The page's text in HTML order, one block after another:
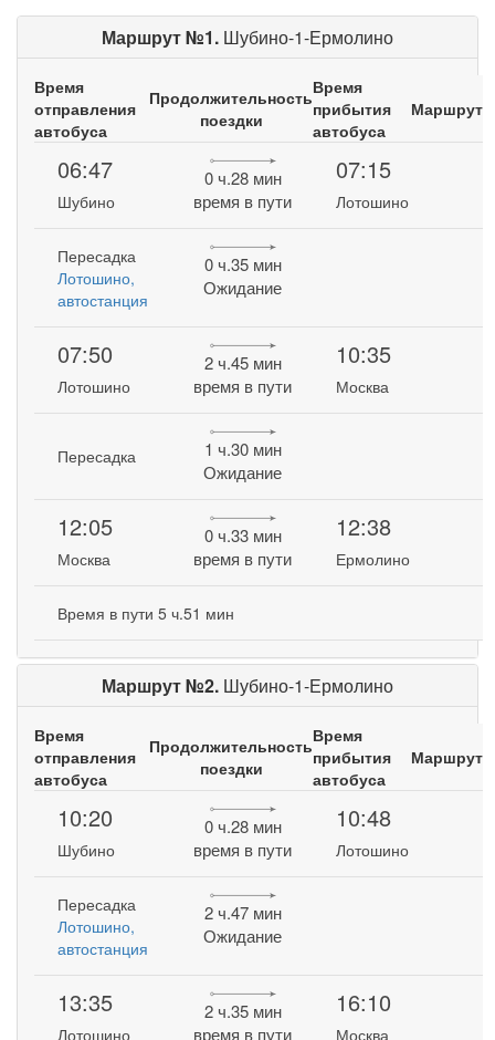
Маршрут №1. Шубино-1-Ермолино
Время
отправления
автобуса
Продолжительность
поездки
Время
прибытия
автобуса
Маршрут
06:47
Шубино
0 ч.28 мин
время в пути
07:15
Лотошино
Пересадка
Лотошино,
автостанция
0 ч.35 мин
Ожидание
07:50
Лотошино
2 ч.45 мин
время в пути
10:35
Москва
Пересадка
1 ч.30 мин
Ожидание
12:05
Москва
0 ч.33 мин
время в пути
12:38
Ермолино
Время в пути 5 ч.51 мин
Маршрут №2. Шубино-1-Ермолино
Время
отправления
автобуса
Продолжительность
поездки
Время
прибытия
автобуса
Маршрут
10:20
Шубино
0 ч.28 мин
время в пути
10:48
Лотошино
Пересадка
Лотошино,
автостанция
2 ч.47 мин
Ожидание
13:35
Лотошино
2 ч.35 мин
время в пути
16:10
Москва